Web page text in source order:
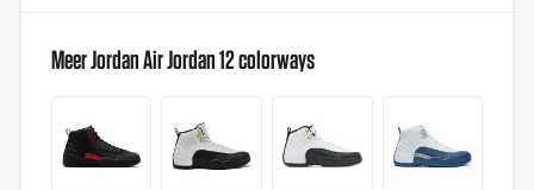
Meer Jordan Air Jordan 12 colorways